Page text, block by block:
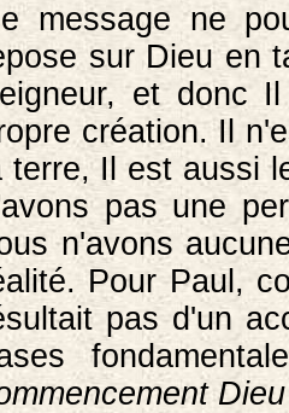
message ne
sur Dieu en
et donc
création. Il
terre, Il est aussi
pas une
n'avons
Pour Paul,
pas d'un